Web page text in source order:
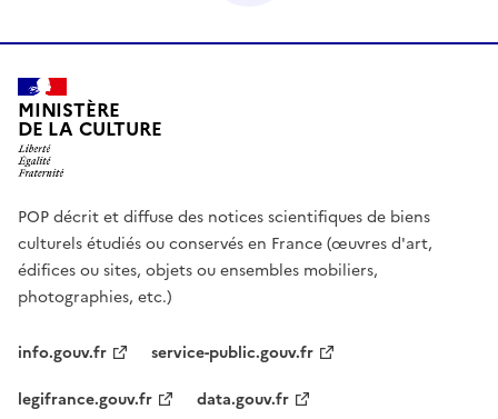
MINISTÈRE
DE LA CULTURE
POP décrit et diffuse des notices scientifiques de biens
culturels étudiés ou conservés en France (œuvres d'art,
édifices ou sites, objets ou ensembles mobiliers,
photographies, etc.)
info.gouv.fr
service-public.gouv.fr
legifrance.gouv.fr
data.gouv.fr